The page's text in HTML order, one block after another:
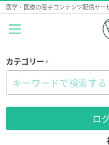
医学・医療の電子コンテンツ配信サー
カテゴリー
ロ